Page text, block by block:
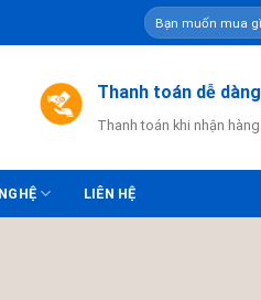
Tìm
kiếm:
Thanh toán dễ dàng
Thanh toán khi nhận hàng
LIÊN HỆ